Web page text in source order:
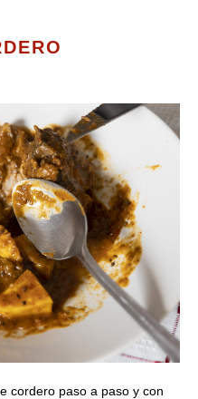
cordero paso a paso y con